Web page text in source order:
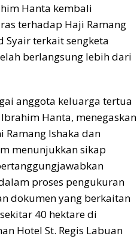
Hanta kembali
terhadap Haji Ramang
Syair terkait sengketa
berlangsung lebih dari
anggota keluarga tertua
Hanta, menegaskan
Ramang Ishaka dan
menunjukkan sikap
proses pengukuran
dokumen yang berkaitan
40 hektare di
Hotel St. Regis Labuan